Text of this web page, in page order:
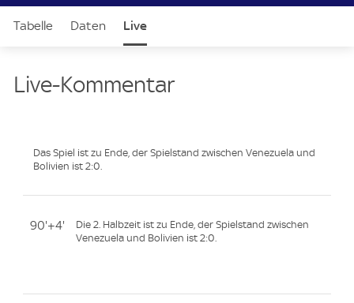
Tabelle Daten Live
Live-Kommentar
Das Spiel ist zu Ende, der Spielstand zwischen Venezuela und
Bolivien ist 2:0.
90'+4'
Die 2. Halbzeit ist zu Ende, der Spielstand zwischen
Venezuela und Bolivien ist 2:0.